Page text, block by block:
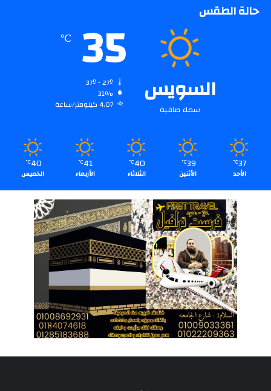
حالة الطقس
السويس
سماء صافية
35
℃
31%
4.07 كيلومتر/ساعة
37
℃
الأحد
39
℃
الأثنين
40
℃
الثلاثاء
41
℃
الأربعاء
40
℃
الخميس